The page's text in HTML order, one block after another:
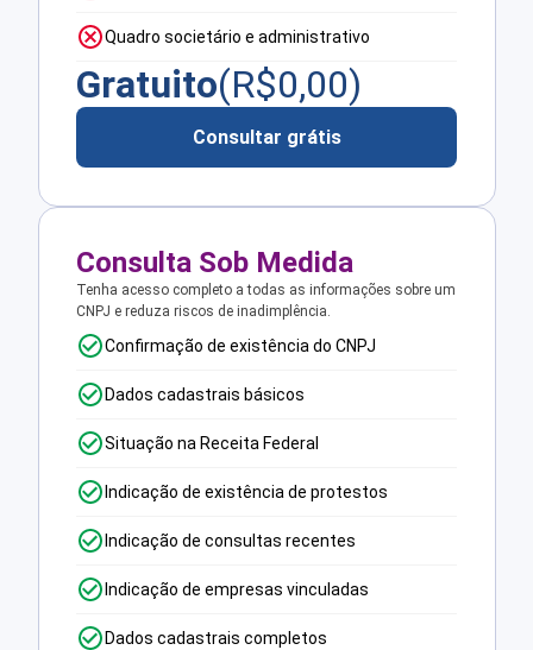
Quadro societário e administrativo
Gratuito(R$0,00)
Consultar grátis
Consulta Sob Medida
Tenha acesso completo a todas as informações sobre um
CNPJ e reduza riscos de inadimplência.
Confirmação de existência do CNPJ
Dados cadastrais básicos
Situação na Receita Federal
Indicação de existência de protestos
Indicação de consultas recentes
Indicação de empresas vinculadas
Dados cadastrais completos